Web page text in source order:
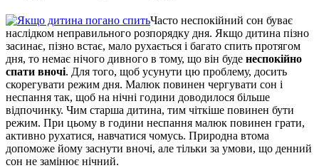
Часто неспокійний сон буває
наслідком неправильного розпорядку дня. Якщо дитина пізно
засинає, пізно встає, мало рухається і багато спить протягом
дня, то немає нічого дивного в тому, що він буде неспокійно
спати вночі. Для того, щоб усунути цю проблему, досить
скорегувати режим дня. Малюк повинен чергувати сон і
неспання так, щоб на нічні години доводилося більше
відпочинку. Чим старша дитина, тим чіткіше повинен бути
режим. При цьому в години неспання малюк повинен грати,
активно рухатися, навчатися чомусь. Природна втома
допоможе йому заснути вночі, але тільки за умови, що денний
сон не замінює нічний.